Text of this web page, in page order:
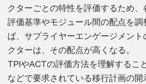
クターごとの特性を評価するため
評価基準やモジュール間の配点を調
ば、サプライヤーエンゲージメント
クターは、その配点が高くなる。
TPIやACTの評価方法を理解するこ
などで要求されている移行計画の開